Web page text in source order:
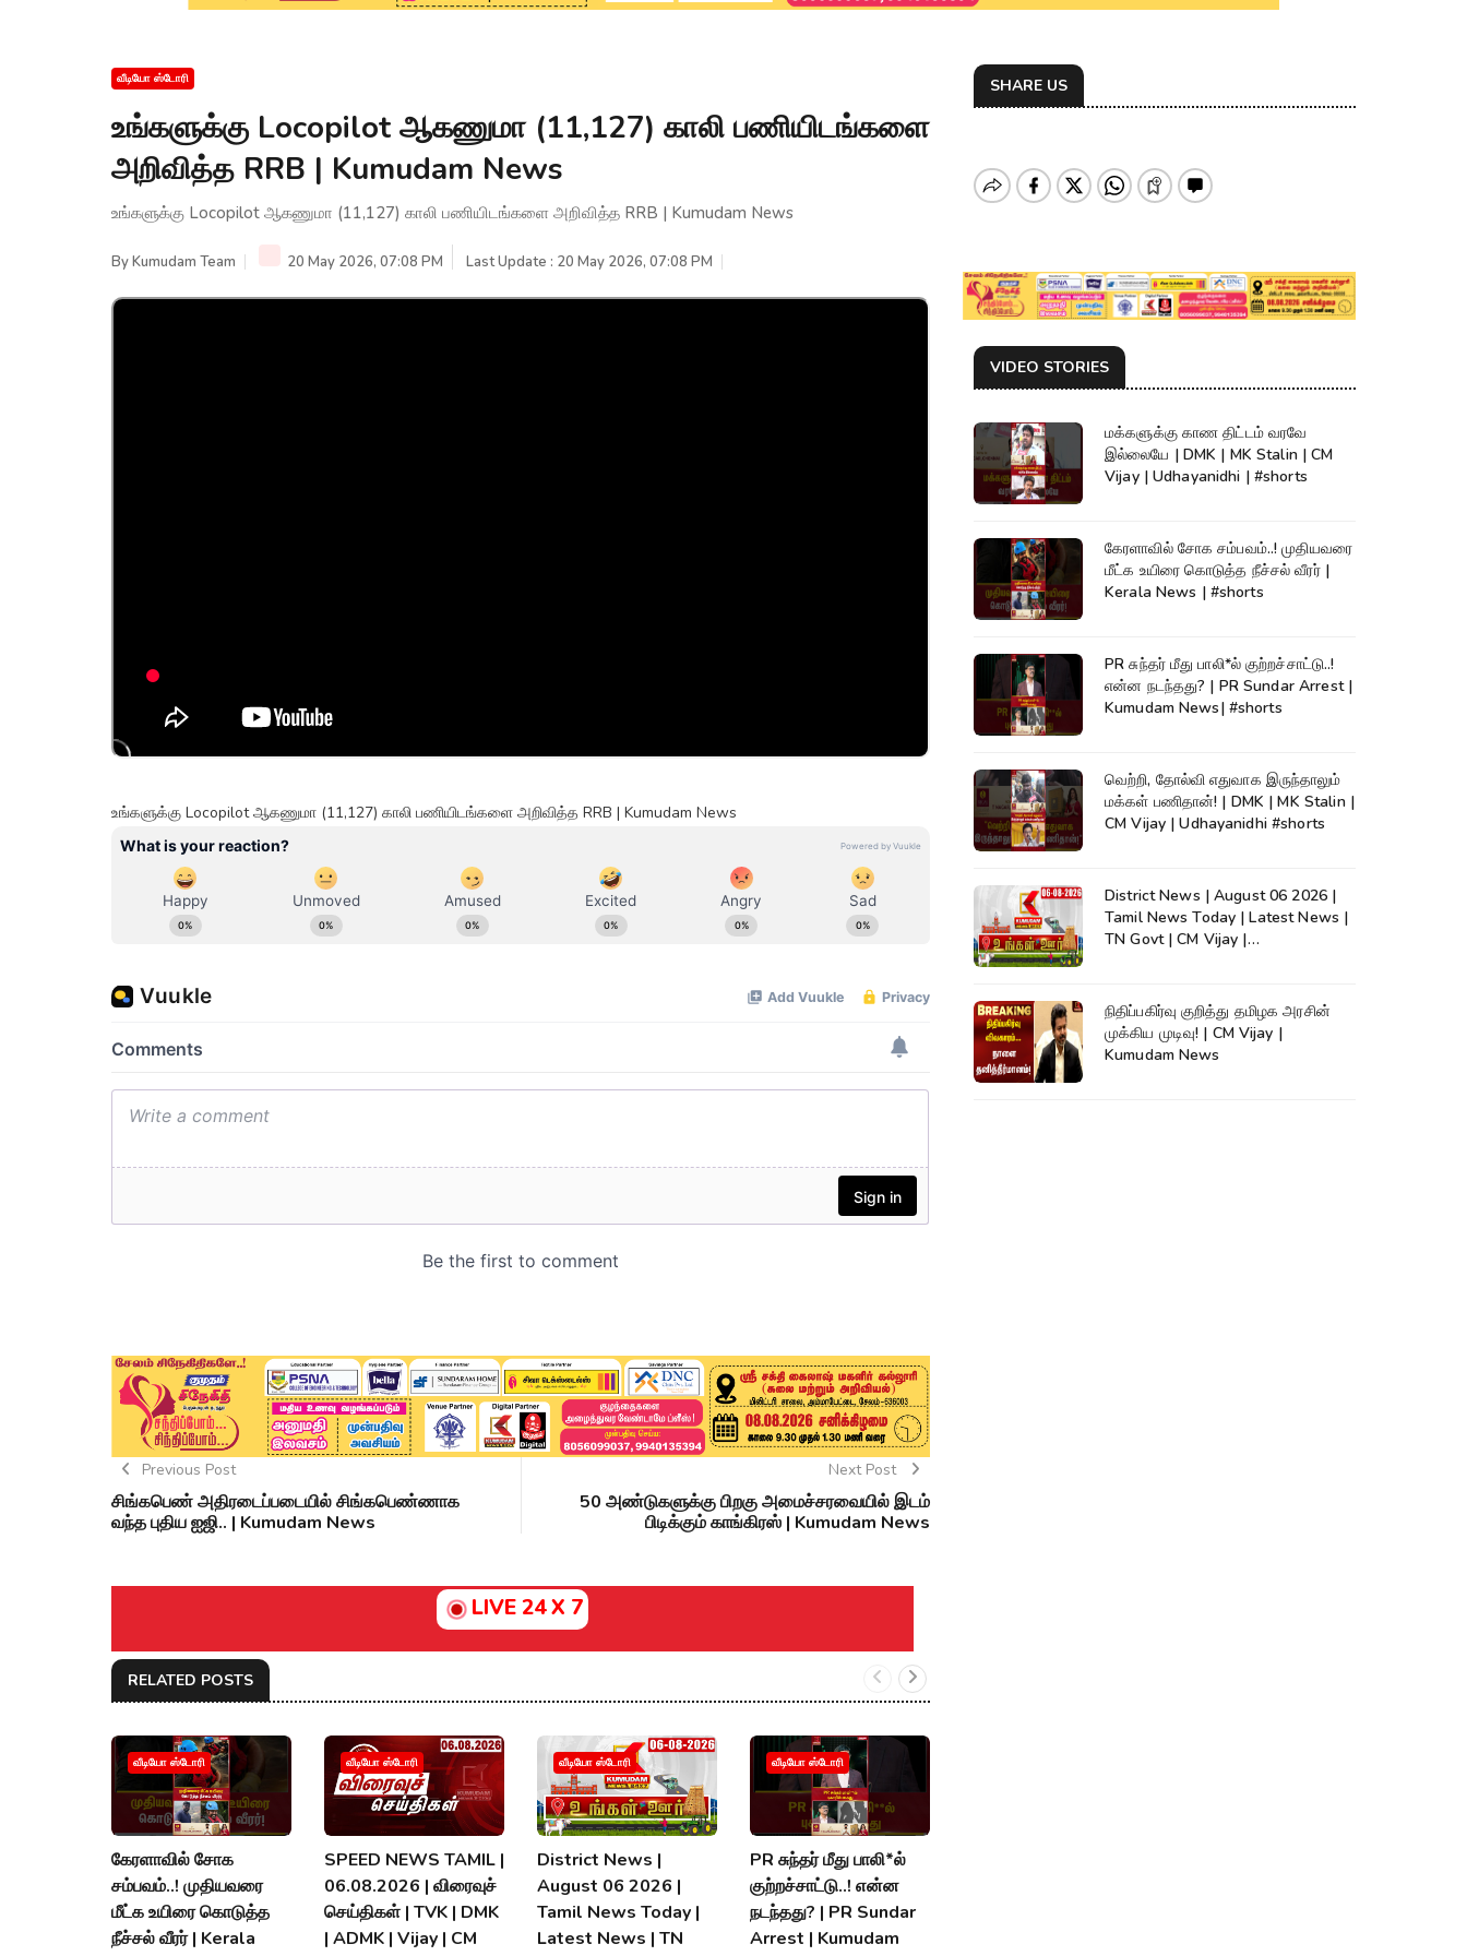
வீடியோ ஸ்டோரி
உங்களுக்கு Locopilot ஆகணுமா (11,127) காலி பணியிடங்களை
அறிவித்த RRB | Kumudam News
உங்களுக்கு Locopilot ஆகணுமா (11,127) காலி பணியிடங்களை அறிவித்த RRB | Kumudam News
ByKumudam Team 20 May 2026, 07:08 PM Last Update : 20 May 2026, 07:08 PM
உங்களுக்கு Locopilot ஆகணுமா (11,127) காலி பணியிடங்களை அறிவித்த RRB | Kumudam News
Previous Post
சிங்கபெண் அதிரடைப்படையில் சிங்கபெண்ணாக
வந்த புதிய ஐஜி.. | Kumudam News
Next Post
50 அண்டுகளுக்கு பிறகு அமைச்சரவையில் இடம்
பிடிக்கும் காங்கிரஸ் | Kumudam News
LIVE 24 X 7
RELATED POSTS
வீடியோ ஸ்டோரி
கேரளாவில் சோக
சம்பவம்..! முதியவரை
மீட்க உயிரை கொடுத்த
நீச்சல் வீரர் | Kerala
வீடியோ ஸ்டோரி
SPEED NEWS TAMIL |
06.08.2026 | விரைவுச்
செய்திகள் | TVK | DMK
| ADMK | Vijay | CM
வீடியோ ஸ்டோரி
District News |
August 06 2026 |
Tamil News Today |
Latest News | TN
வீடியோ ஸ்டோரி
PR சுந்தர் மீது பாலி*ல்
குற்றச்சாட்டு..! என்ன
நடந்தது? | PR Sundar
Arrest | Kumudam
SHARE US
VIDEO STORIES
மக்களுக்கு காண திட்டம் வரவே
இல்லையே | DMK | MK Stalin | CM
Vijay | Udhayanidhi | #shorts
கேரளாவில் சோக சம்பவம்..! முதியவரை
மீட்க உயிரை கொடுத்த நீச்சல் வீரர் |
Kerala News | #shorts
PR சுந்தர் மீது பாலி*ல் குற்றச்சாட்டு..!
என்ன நடந்தது? | PR Sundar Arrest |
Kumudam News| #shorts
வெற்றி, தோல்வி எதுவாக இருந்தாலும்
மக்கள் பணிதான்! | DMK | MK Stalin |
CM Vijay | Udhayanidhi #shorts
District News | August 06 2026 |
Tamil News Today | Latest News |
TN Govt | CM Vijay |
நிதிப்பகிர்வு குறித்து தமிழக அரசின்
முக்கிய முடிவு! | CM Vijay |
Kumudam News